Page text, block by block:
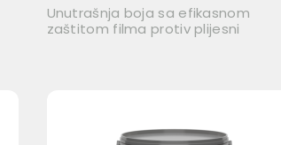
Unutrašnja boja sa efikasnom
zaštitom filma protiv plijesni